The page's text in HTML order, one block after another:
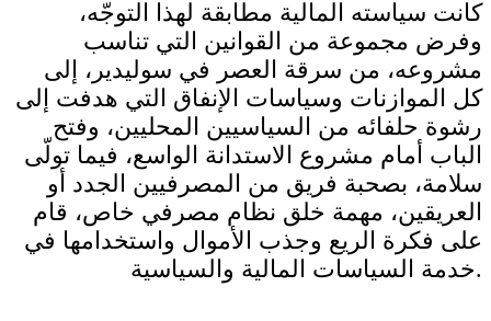
كانت سياسته المالية مطابقة لهذا التوجّه،
وفرض مجموعة من القوانين التي تناسب
مشروعه، من سرقة العصر في سوليدير، إلى
كل الموازنات وسياسات الإنفاق التي هدفت إلى
رشوة حلفائه من السياسيين المحليين، وفتح
الباب أمام مشروع الاستدانة الواسع، فيما تولّى
سلامة، بصحبة فريق من المصرفيين الجدد أو
العريقين، مهمة خلق نظام مصرفي خاص، قام
على فكرة الريع وجذب الأموال واستخدامها في
خدمة السياسات المالية والسياسية.